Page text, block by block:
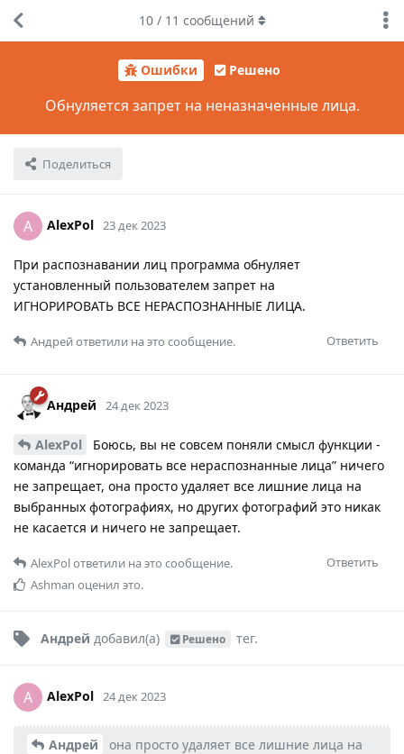
Ошибки Решено
Обнуляется запрет на неназначенные лица.
Поделиться
10/ 11 сообщений
A AlexPol 23 дек 2023
При распознавании лиц программа обнуляет
установленный пользователем запрет на
ИГНОРИРОВАТЬ ВСЕ НЕРАСПОЗНАННЫЕ ЛИЦА.
Ответить
Андрейответили на это сообщение.
Андрей 24 дек 2023
AlexPol
Боюсь, вы не совсем поняли смысл функции -
команда “игнорировать все нераспознанные лица” ничего
не запрещает, она просто удаляет все лишние лица на
выбранных фотографиях, но других фотографий это никак
не касается и ничего не запрещает.
Ответить
AlexPolответили на это сообщение.
Ashman оценил это.
Андрей добавил(а) Решено тег.
A AlexPol 24 дек 2023
Андрей
она просто удаляет все лишние лица на